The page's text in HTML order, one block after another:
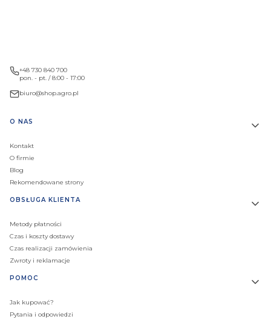
+48 730 840 700
pon. - pt. / 8:00 - 17:00
biuro@shop.agro.pl
Linki w stopce
O NAS
Kontakt
O firmie
Blog
Rekomendowane strony
OBSŁUGA KLIENTA
Metody płatności
Czas i koszty dostawy
Czas realizacji zamówienia
Zwroty i reklamacje
POMOC
Jak kupować?
Pytania i odpowiedzi